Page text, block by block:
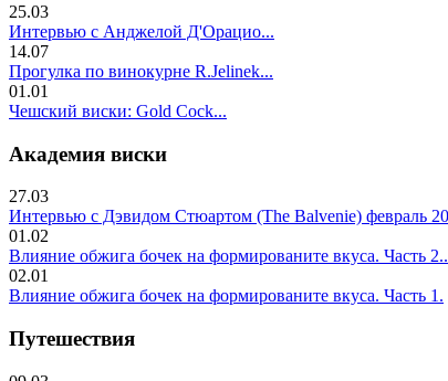
25.03
Интервью с Анджелой Д'Орацио...
14.07
Прогулка по винокурне R.Jelinek...
01.01
Чешский виски: Gold Cock...
Академия виски
27.03
Интервью с Дэвидом Стюартом (The Balvenie) февраль
01.02
Влияние обжига бочек на формированите вкуса. Часть 2..
02.01
Влияние обжига бочек на формированите вкуса. Часть 1.
Путешествия